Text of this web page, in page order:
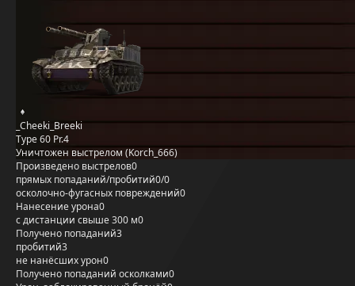
_Cheeki_Breeki
Type 60 Pr.4
Уничтожен выстрелом (Korch_666)
Произведено выстрелов0
прямых попаданий/пробитий0/0
осколочно-фугасных повреждений0
Нанесение урона0
с дистанции свыше 300 м0
Получено попаданий3
пробитий3
не нанёсших урон0
Получено попаданий осколками0